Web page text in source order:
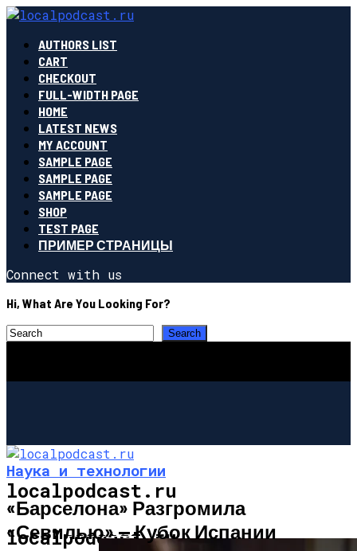
AUTHORS LIST
CART
CHECKOUT
FULL-WIDTH PAGE
HOME
LATEST NEWS
MY ACCOUNT
SAMPLE PAGE
SAMPLE PAGE
SAMPLE PAGE
SHOP
TEST PAGE
ПРИМЕР СТРАНИЦЫ
Connect with us
Hi, What Are You Looking For?
localpodcast.ru
localpodcast.ru
ШОУ-БИЗНЕС
Наука и технологии
«Барселона» Разгромила
«Севилью» — Кубок Испании